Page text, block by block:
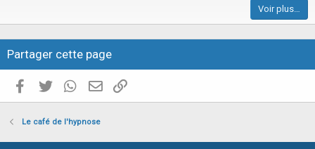
l
e
Voir plus…
Partager cette page
Facebook
Twitter WhatsAppE-mail valide
Le café de l'hypnose